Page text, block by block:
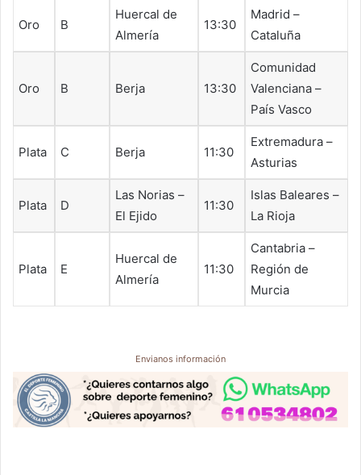
Oro B
Huercal de
Almería
13:30
Madrid –
Cataluña
Oro B Berja 13:30
Comunidad
Valenciana –
País Vasco
Plata C Berja 11:30
Extremadura –
Asturias
Plata D
Las Norias –
El Ejido
11:30
Islas Baleares –
La Rioja
Plata E
Huercal de
Almería
11:30
Cantabria –
Región de
Murcia
Envianos información